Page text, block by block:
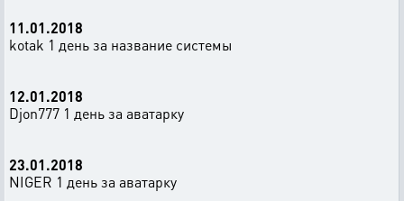
11.01.2018
kotak 1 день за название системы
12.01.2018
Djon777 1 день за аватарку
23.01.2018
NIGER 1 день за аватарку